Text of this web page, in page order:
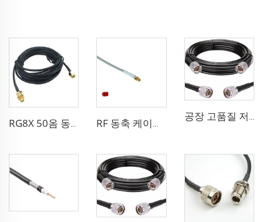
RG8X 50옴 동축 케이블 SMA 해양 안테나 시스템용 저손실 RF 동축 케이블 sma 3D-FB 통신 와이파이 시스템용 저손실
공장 고품질 저손실 RF LSR400 케이블 LSR600 안테나 시스템용 동축 케이블